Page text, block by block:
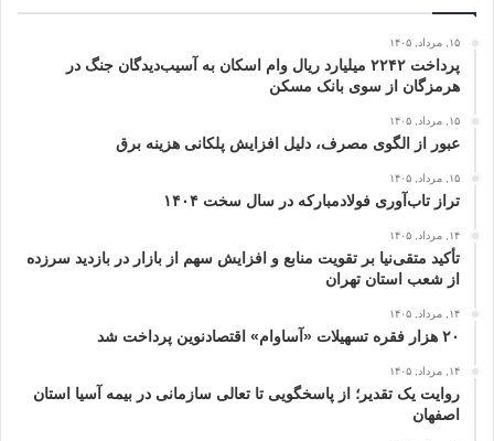
۱۵, مرداد, ۱۴۰۵
پرداخت ۲۲۴۲ میلیارد ریال وام اسکان به آسیب‌دیدگان جنگ در
هرمزگان از سوی بانک مسکن
۱۵, مرداد, ۱۴۰۵
عبور از الگوی مصرف، دلیل افزایش پلکانی هزینه برق
۱۵, مرداد, ۱۴۰۵
تراز تاب‌آوری فولادمبارکه در سال سخت ۱۴۰۴
۱۴, مرداد, ۱۴۰۵
تأکید متقی‌نیا بر تقویت منابع و افزایش سهم از بازار در بازدید سرزده
از شعب استان تهران
۱۴, مرداد, ۱۴۰۵
۲۰ هزار فقره تسهیلات «آساوام» اقتصادنوین پرداخت شد
۱۴, مرداد, ۱۴۰۵
روایت یک تقدیر؛ از پاسخگویی تا تعالی سازمانی در بیمه آسیا استان
اصفهان